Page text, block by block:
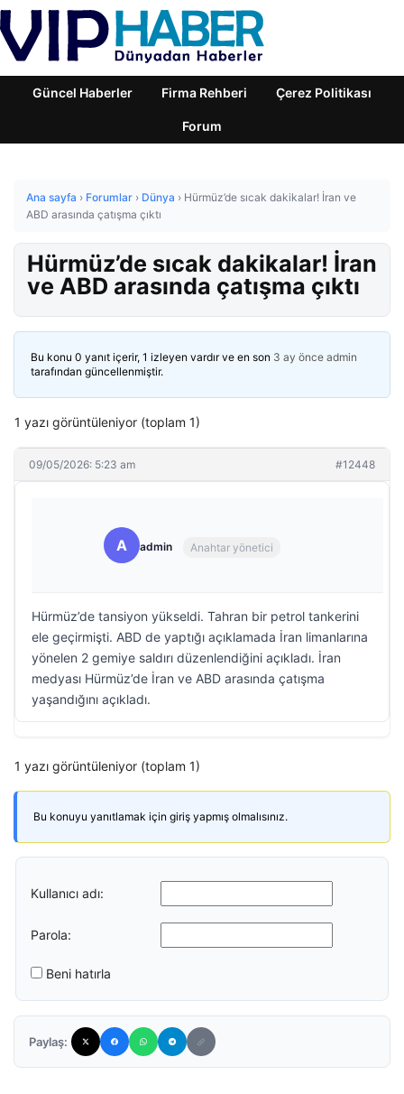
Güncel Haberler Firma Rehberi Çerez Politikası
Forum
Ana sayfa › Forumlar › Dünya › Hürmüz’de sıcak dakikalar! İran ve
ABD arasında çatışma çıktı
Hürmüz’de sıcak dakikalar! İran
ve ABD arasında çatışma çıktı
Bu konu 0 yanıt içerir, 1 izleyen vardır ve en son 3 ay önce admin
tarafından güncellenmiştir.
1 yazı görüntüleniyor (toplam 1)
09/05/2026: 5:23 am #12448
A admin Anahtar yönetici
Hürmüz’de tansiyon yükseldi. Tahran bir petrol tankerini
ele geçirmişti. ABD de yaptığı açıklamada İran limanlarına
yönelen 2 gemiye saldırı düzenlendiğini açıkladı. İran
medyası Hürmüz’de İran ve ABD arasında çatışma
yaşandığını açıkladı.
1 yazı görüntüleniyor (toplam 1)
Bu konuyu yanıtlamak için giriş yapmış olmalısınız.
Kullanıcı adı:
Parola:
Beni hatırla
Paylaş: